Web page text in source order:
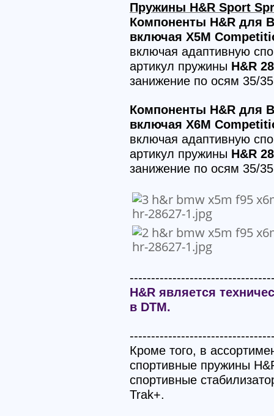
Пружины H&R Sport
Компоненты H&R для
включая X5M
включая адаптивную
артикул пружины H&R
занижение по осям 35/
Компоненты H&R для
включая X6M
включая адаптивную
артикул пружины H&R
занижение по осям 35/
H&R является
в DTM.
Кроме того, в
спортивные пружины
спортивные
Trak+.